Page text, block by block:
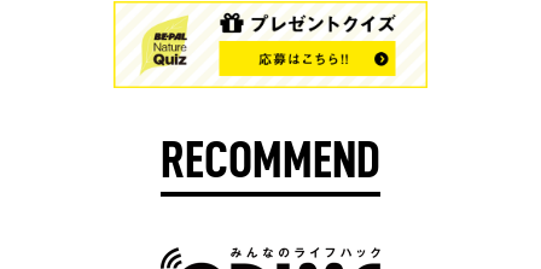
RECOMMEND